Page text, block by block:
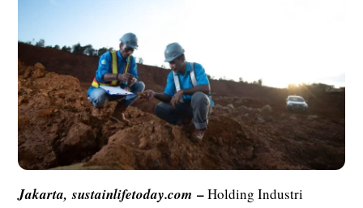
Jakarta,sustainlifetoday.com –Holding Industri